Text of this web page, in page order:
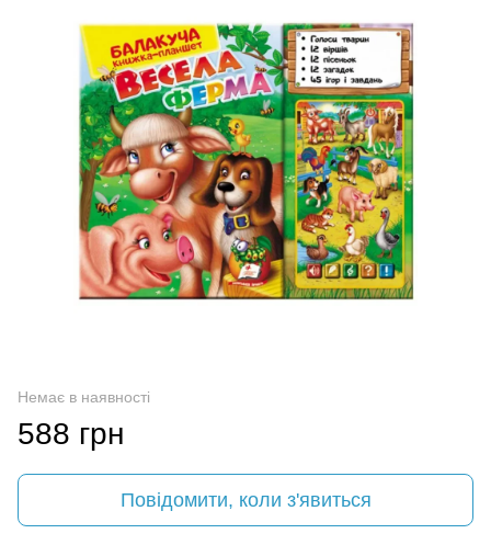
Немає в наявності
588 грн
Повідомити, коли з'явиться